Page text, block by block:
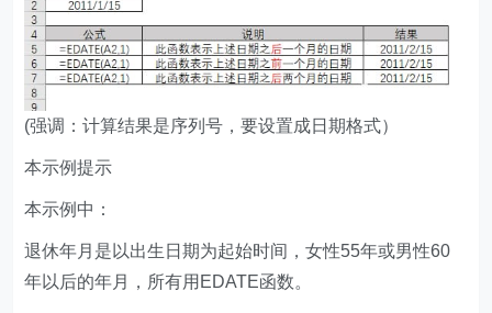
(强调：计算结果是序列号，要设置成日期格式）
本示例提示
本示例中：
退休年月是以出生日期为起始时间，女性55年或男性60
年以后的年月，所有用EDATE函数。